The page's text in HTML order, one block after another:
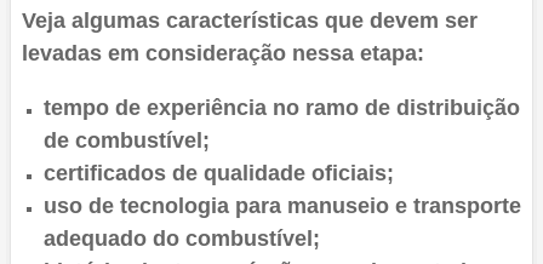
Veja algumas características que devem ser
levadas em consideração nessa etapa:
tempo de experiência no ramo de distribuição
de combustível;
certificados de qualidade oficiais;
uso de tecnologia para manuseio e transporte
adequado do combustível;